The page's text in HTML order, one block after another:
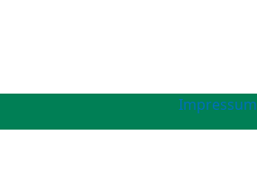
Impressum